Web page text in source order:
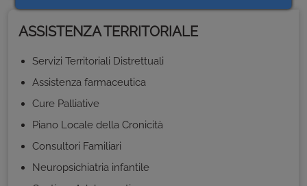
ASSISTENZA TERRITORIALE
Servizi Territoriali Distrettuali
Assistenza farmaceutica
Cure Palliative
Piano Locale della Cronicità
Consultori Familiari
Neuropsichiatria infantile